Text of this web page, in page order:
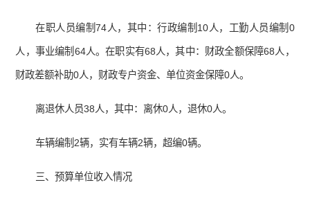
在职人员编制74人，其中：行政编制10人，工勤人员编制0
人，事业编制64人。在职实有68人，其中：财政全额保障68人，
财政差额补助0人，财政专户资金、单位资金保障0人。
离退休人员38人，其中：离休0人，退休0人。
车辆编制2辆，实有车辆2辆，超编0辆。
三、预算单位收入情况